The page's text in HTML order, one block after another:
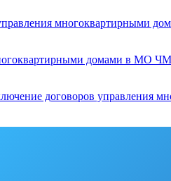
многоквартирными
домами в МО
договоров управления